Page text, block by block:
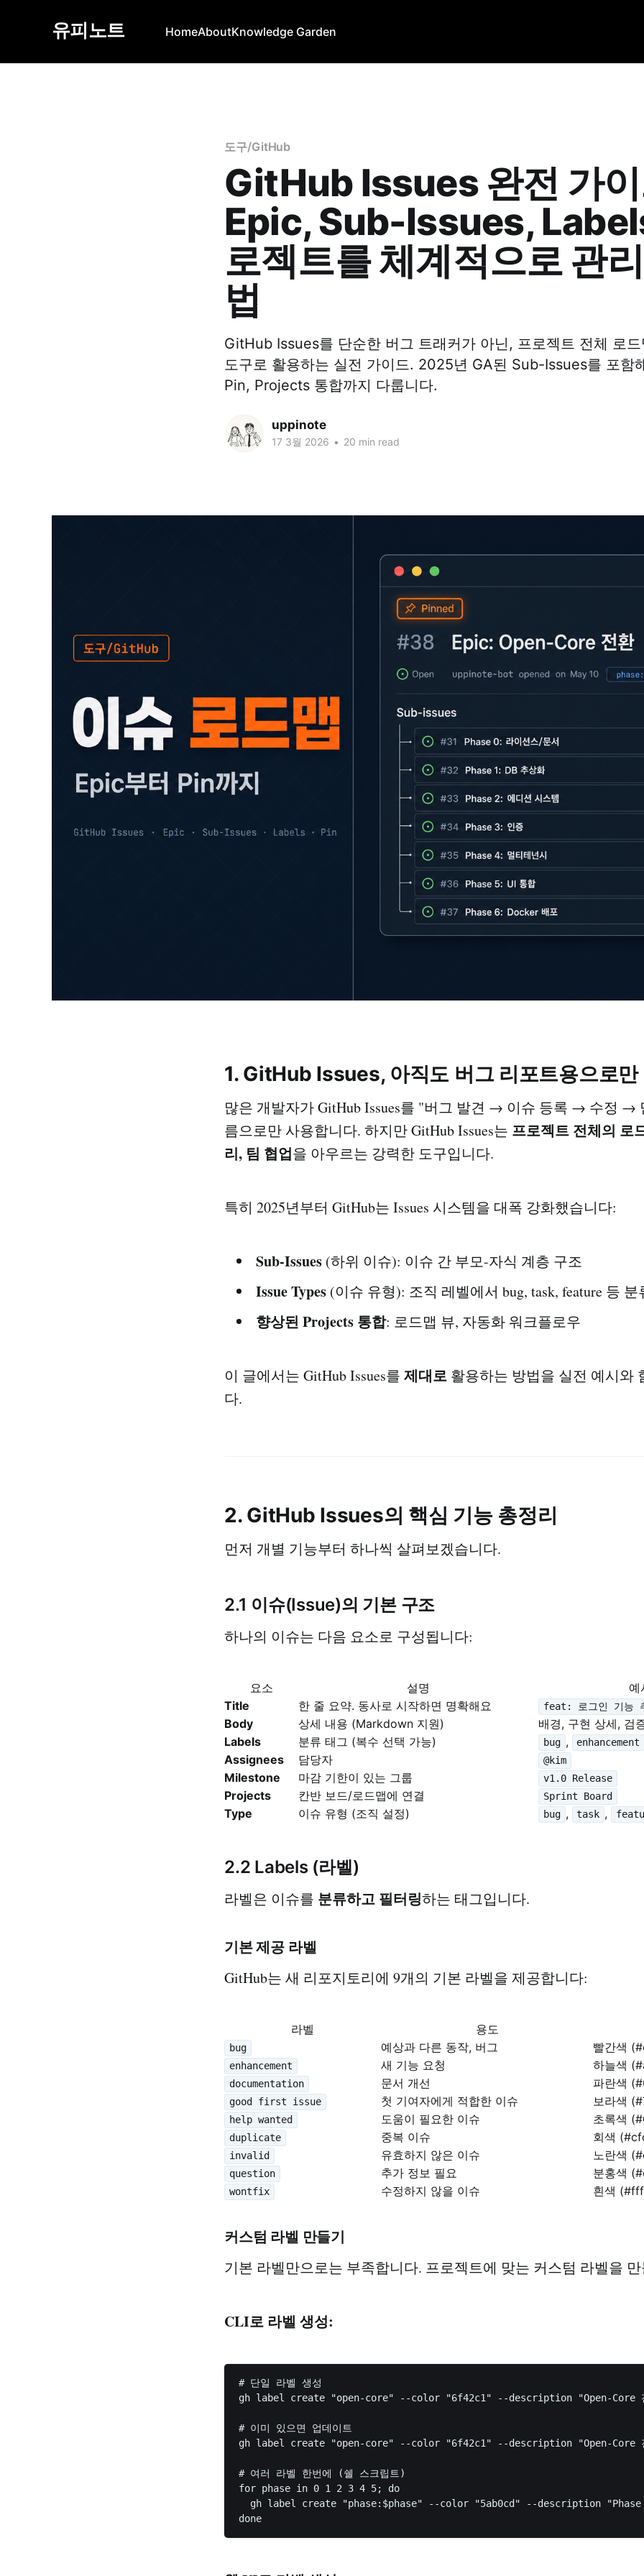
유피노트 HomeAboutKnowledge Garden
도구/GitHub
GitHub Issues 완전 가
Epic, Sub-Issues,
로젝트를 체계적으로 관
법
GitHub Issues를 단순한 버그 트래커가 아닌, 프로젝트 전체 로
도구로 활용하는 실전 가이드. 2025년 GA된 Sub-Issues를 포함
Pin, Projects 통합까지 다룹니다.
uppinote
17 3월 2026 • 20 min read
1. GitHub Issues, 아직도 버그 리포트용으로만
많은 개발자가 GitHub Issues를 "버그 발견 → 이슈 등록 → 수정 →
름으로만 사용합니다. 하지만 GitHub Issues는 프로젝트 전체의 로
리, 팀 협업을 아우르는 강력한 도구입니다.
특히 2025년부터 GitHub는 Issues 시스템을 대폭 강화했습니다:
Sub-Issues (하위 이슈): 이슈 간 부모-자식 계층 구조
Issue Types (이슈 유형): 조직 레벨에서 bug, task, feature 등 분
향상된 Projects 통합: 로드맵 뷰, 자동화 워크플로우
이 글에서는 GitHub Issues를 제대로 활용하는 방법을 실전 예시와
다.
2. GitHub Issues의 핵심 기능 총정리
먼저 개별 기능부터 하나씩 살펴보겠습니다.
2.1 이슈(Issue)의 기본 구조
하나의 이슈는 다음 요소로 구성됩니다:
요소 설명
예
Title
한 줄 요약. 동사로 시작하면 명확해요 feat: 로그인 기능
Body 상세 내용 (Markdown 지원)
배경, 구현 상세, 검
Labels
분류 태그 (복수 선택 가능) bug , enhancement
Assignees 담당자 @kim
Milestone 마감 기한이 있는 그룹 v1.0 Release
Projects 칸반 보드/로드맵에 연결 Sprint Board
Type 이슈 유형 (조직 설정) bug , task ,
2.2 Labels (라벨)
라벨은 이슈를 분류하고 필터링하는 태그입니다.
기본 제공 라벨
GitHub는 새 리포지토리에 9개의 기본 라벨을 제공합니다:
라벨 용도
bug 예상과 다른 동작, 버그 빨간색
enhancement 새 기능 요청 하늘색
documentation 문서 개선 파란색
good first issue 첫 기여자에게 적합한 이슈 보라색
help wanted 도움이 필요한 이슈 초록색
duplicate 중복 이슈 회색
invalid 유효하지 않은 이슈 노란색
question 추가 정보 필요 분홍색
wontfix 수정하지 않을 이슈 흰색
커스텀 라벨 만들기
기본 라벨만으로는 부족합니다. 프로젝트에 맞는 커스텀 라벨을
CLI로 라벨 생성:
# 단일 라벨 생성
gh label create "open-core" --color "6f42c1" --description "Open-Core
# 이미 있으면 업데이트
gh label create "open-core" --color "6f42c1" --description "Open-Core
# 여러 라벨 한번에 (쉘 스크립트)
for phase in 0 1 2 3 4 5; do
gh label create "phase:$phase" --color "5ab0cd" --description "Phase